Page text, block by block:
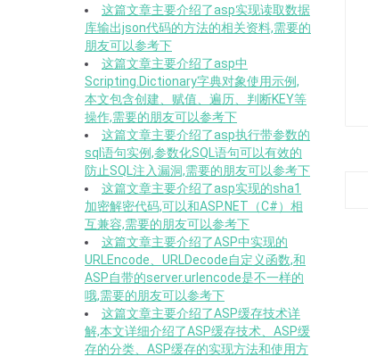
这篇文章主要介绍了asp实现读取数据
库输出json代码的方法的相关资料,需要的
朋友可以参考下
这篇文章主要介绍了asp中
Scripting.Dictionary字典对象使用示例,
本文包含创建、赋值、遍历、判断KEY等
操作,需要的朋友可以参考下
这篇文章主要介绍了asp执行带参数的
sql语句实例,参数化SQL语句可以有效的
防止SQL注入漏洞,需要的朋友可以参考下
这篇文章主要介绍了asp实现的sha1
加密解密代码,可以和ASP.NET（C#）相
互兼容,需要的朋友可以参考下
这篇文章主要介绍了ASP中实现的
URLEncode、URLDecode自定义函数,和
ASP自带的server.urlencode是不一样的
哦,需要的朋友可以参考下
这篇文章主要介绍了ASP缓存技术详
解,本文详细介绍了ASP缓存技术、ASP缓
存的分类、ASP缓存的实现方法和使用方